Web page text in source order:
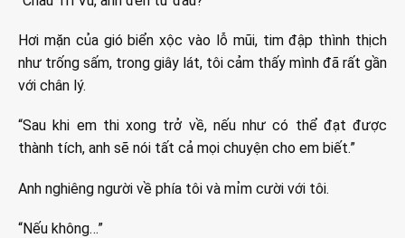
Hơi mặn của gió biển xộc vào lỗ mũi, tim đập thình thịch
như trống sấm, trong giây lát, tôi cảm thấy mình đã rất gần
với chân lý.
“Sau khi em thi xong trở về, nếu như có thể đạt được
thành tích, anh sẽ nói tất cả mọi chuyện cho em biết.”
Anh nghiêng người về phía tôi và mỉm cười với tôi.
“Nếu không…”